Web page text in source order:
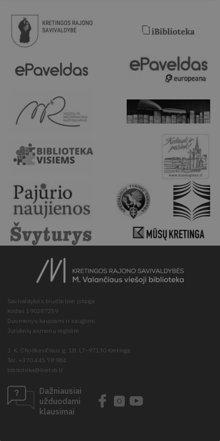
Savivaldybės biudžetinė įstaiga
Kodas 190287259
Duomenys kaupiami ir saugomi
Juridinių asmenų registre
J. K. Chodkevičiaus g. 1B, LT–97130 Kretinga
Tel. +370 445 78 984
biblioteka@kretvb.lt
Dažniausiai
užduodami
klausimai